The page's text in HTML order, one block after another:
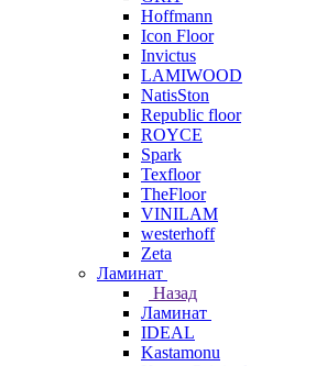
Hoffmann
Icon Floor
Invictus
LAMIWOOD
NatisSton
Republic floor
ROYCE
Spark
Texfloor
TheFloor
VINILAM
westerhoff
Zeta
Ламинат
Назад
Ламинат
IDEAL
Kastamonu